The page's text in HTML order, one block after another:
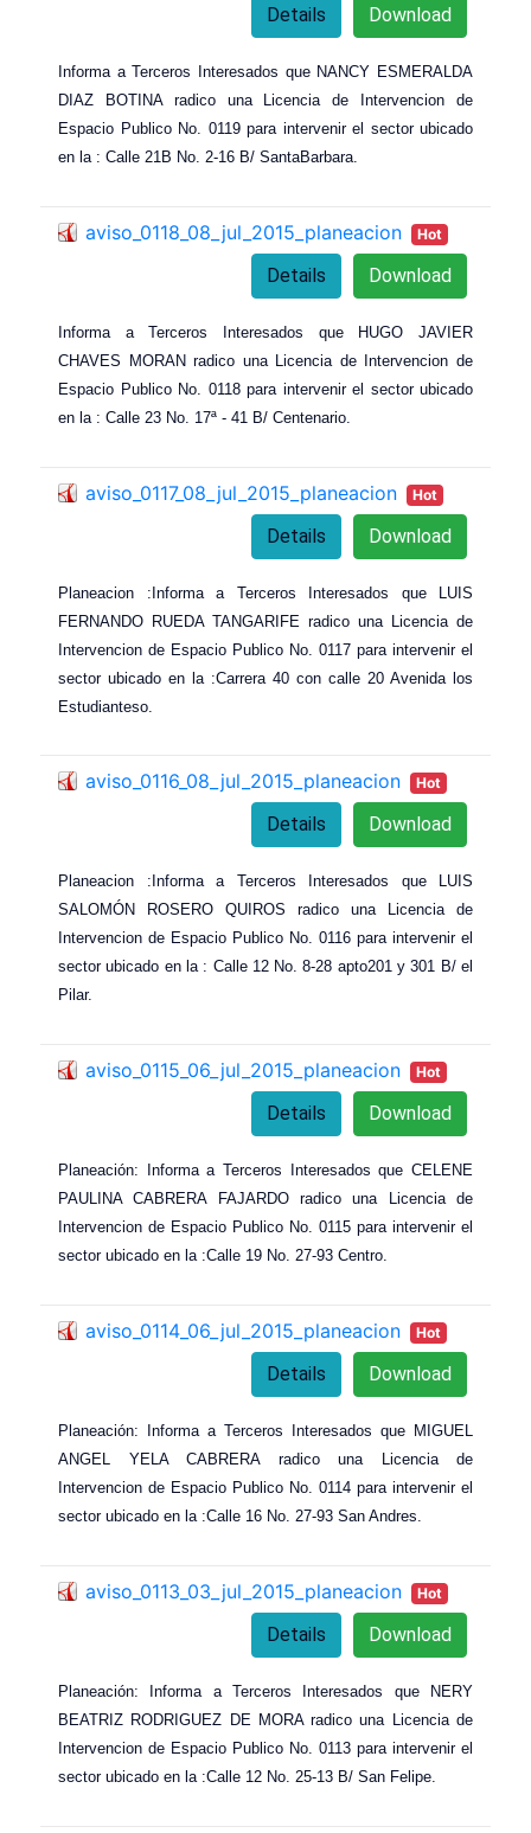
Download
Details
Informa a Terceros Interesados que NANCY ESMERALDA
DIAZ BOTINA radico una Licencia de Intervencion de
Espacio Publico No. 0119 para intervenir el sector ubicado
en la : Calle 21B No. 2-16 B/ SantaBarbara.
aviso_0118_08_jul_2015_planeacion Hot
Download
Details
Informa a Terceros Interesados que HUGO JAVIER
CHAVES MORAN radico una Licencia de Intervencion de
Espacio Publico No. 0118 para intervenir el sector ubicado
en la : Calle 23 No. 17ª - 41 B/ Centenario.
aviso_0117_08_jul_2015_planeacion Hot
Download
Details
Planeacion :Informa a Terceros Interesados que LUIS
FERNANDO RUEDA TANGARIFE radico una Licencia de
Intervencion de Espacio Publico No. 0117 para intervenir el
sector ubicado en la :Carrera 40 con calle 20 Avenida los
Estudianteso.
aviso_0116_08_jul_2015_planeacion Hot
Download
Details
Planeacion :Informa a Terceros Interesados que LUIS
SALOMÓN ROSERO QUIROS radico una Licencia de
Intervencion de Espacio Publico No. 0116 para intervenir el
sector ubicado en la : Calle 12 No. 8-28 apto201 y 301 B/ el
Pilar.
aviso_0115_06_jul_2015_planeacion Hot
Download
Details
Planeación: Informa a Terceros Interesados que CELENE
PAULINA CABRERA FAJARDO radico una Licencia de
Intervencion de Espacio Publico No. 0115 para intervenir el
sector ubicado en la :Calle 19 No. 27-93 Centro.
aviso_0114_06_jul_2015_planeacion Hot
Download
Details
Planeación: Informa a Terceros Interesados que MIGUEL
ANGEL YELA CABRERA radico una Licencia de
Intervencion de Espacio Publico No. 0114 para intervenir el
sector ubicado en la :Calle 16 No. 27-93 San Andres.
aviso_0113_03_jul_2015_planeacion Hot
Download
Details
Planeación: Informa a Terceros Interesados que NERY
BEATRIZ RODRIGUEZ DE MORA radico una Licencia de
Intervencion de Espacio Publico No. 0113 para intervenir el
sector ubicado en la :Calle 12 No. 25-13 B/ San Felipe.